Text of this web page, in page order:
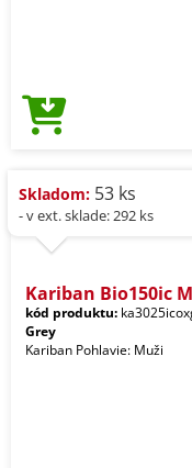
Skladom: 53 ks
- v ext. sklade: 292 ks
Kariban Bio150ic
kód produktu:
Grey
Kariban Pohlavie: Muži